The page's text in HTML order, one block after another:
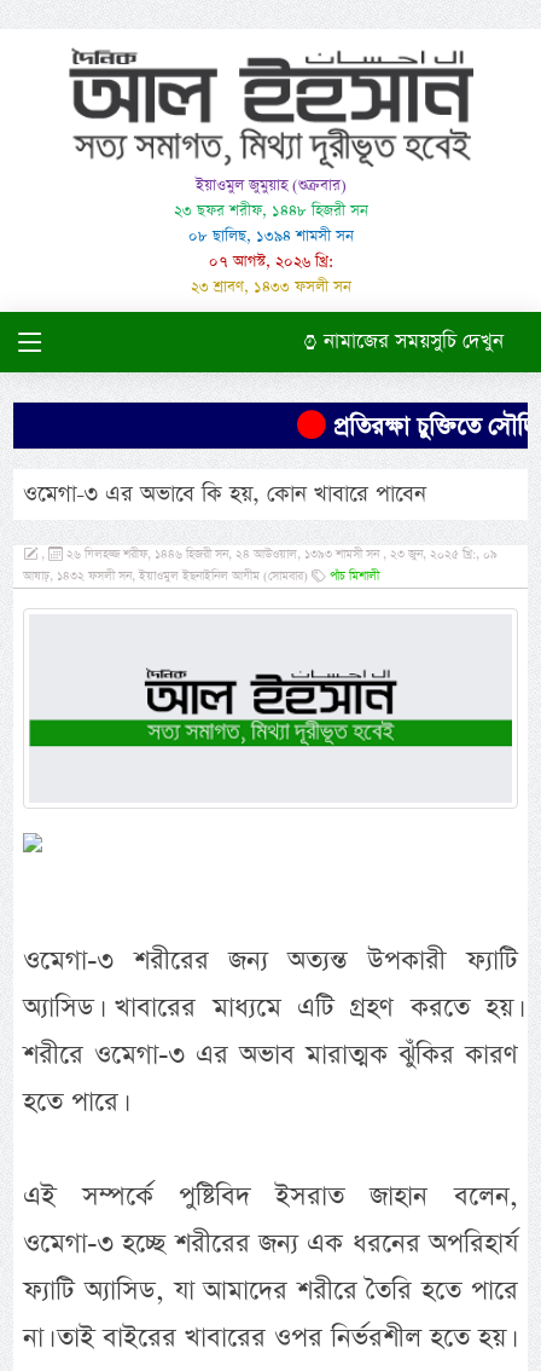
ইয়াওমুল জুমুয়াহ (শুক্রবার)
২৩ ছফর শরীফ, ১৪৪৮ হিজরী সন
০৮ ছালিছ, ১৩৯৪ শামসী সন
০৭ আগস্ট, ২০২৬ খ্রি:
২৩ শ্রাবণ, ১৪৩৩ ফসলী সন
নামাজের সময়সুচি দেখুন
প্রতিরক্ষা চুক্তিতে
ওমেগা-৩ এর অভাবে কি হয়, কোন খাবারে পাবেন
,
২৬ যিলহজ্জ শরীফ, ১৪৪৬ হিজরী সন, ২৪ আউওয়াল, ১৩৯৩ শামসী সন , ২৩ জুন, ২০২৫ খ্রি:, ০৯
আষাঢ়, ১৪৩২ ফসলী সন, ইয়াওমুল ইছনাইনিল আযীম (সোমবার)
পাঁচ মিশালী
ওমেগা-৩ শরীরের জন্য অত্যন্ত উপকারী ফ্যাটি
অ্যাসিড। খাবারের মাধ্যমে এটি গ্রহণ করতে হয়।
শরীরে ওমেগা-৩ এর অভাব মারাত্মক ঝুঁকির কারণ
হতে পারে।
এই সম্পর্কে পুষ্টিবিদ ইসরাত জাহান বলেন,
ওমেগা-৩ হচ্ছে শরীরের জন্য এক ধরনের অপরিহার্য
ফ্যাটি অ্যাসিড, যা আমাদের শরীরে তৈরি হতে পারে
না। তাই বাইরের খাবারের ওপর নির্ভরশীল হতে হয়।